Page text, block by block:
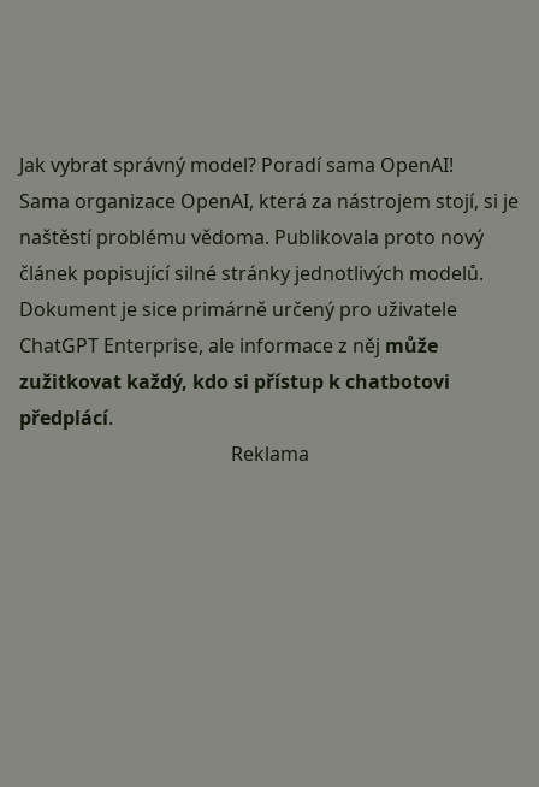
Jak vybrat správný model? Poradí sama OpenAI!
Sama organizace OpenAI, která za nástrojem stojí, si je
naštěstí problému vědoma. Publikovala proto nový
článek popisující silné stránky jednotlivých modelů.
Dokument je sice primárně určený pro uživatele
ChatGPT Enterprise, ale informace z něj může
zužitkovat každý, kdo si přístup k chatbotovi
předplácí.
Reklama